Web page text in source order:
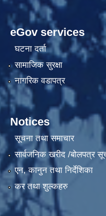
eGov services
घटना दर्ता
सामाजिक सुरक्षा
नागरिक वडापत्र
Notices
सूचना तथा समाचार
सार्वजनिक खरीद /बोलपत्र
एन, कानुन तथा निर्देशिका
कर तथा शुल्कहरु